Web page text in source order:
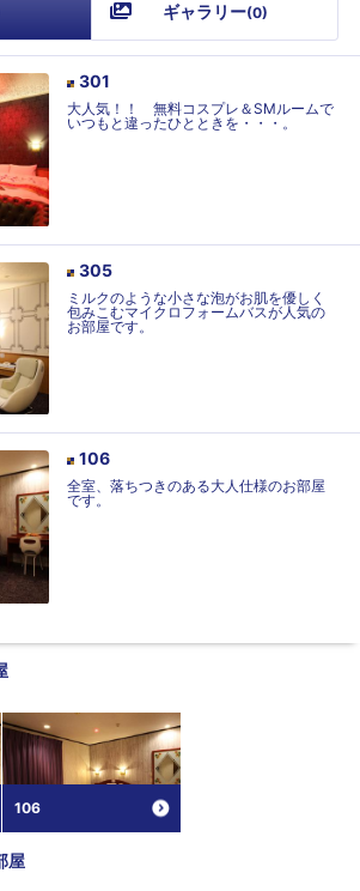
ギャラリー(0)
301
大人気！！ 無料コスプレ＆SMルームで
いつもと違ったひとときを・・・。
305
ミルクのような小さな泡がお肌を優しく
包みこむマイクロフォームバスが人気の
お部屋です。
106
全室、落ちつきのある大人仕様のお部屋
です。
106
屋